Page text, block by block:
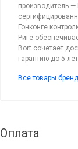
производитель
Гонконге
Риге
Bort сочетает
гарантию до 5
Все товары
Оплата